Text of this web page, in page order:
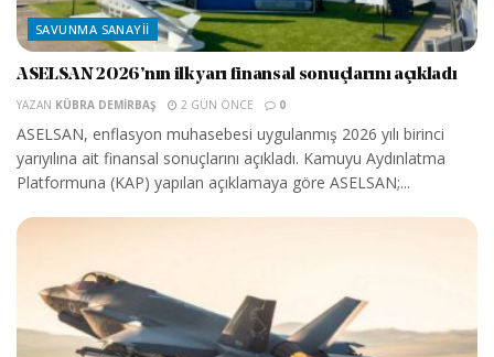
SAVUNMA SANAYII
ASELSAN 2026’nın ilk yarı finansal sonuçlarını açıkladı
YAZAN KÜBRA DEMIRBAŞ 2 GÜN ÖNCE 0
ASELSAN, enflasyon muhasebesi uygulanmış 2026 yılı birinci
yarıyılına ait finansal sonuçlarını açıkladı. Kamuyu Aydınlatma
Platformuna (KAP) yapılan açıklamaya göre ASELSAN;...